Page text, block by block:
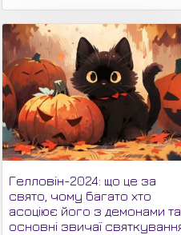
Гелловін-2024: що це за
свято, чому багато хто
асоціює його з демонами та
основні звичаї